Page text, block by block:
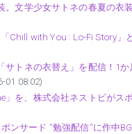
。文学少女サトネの春夏の衣
Chill with You : Lo-Fi Story」
トネの衣替え」を配信！1
01 08:02)
を、株式会社ネストピがス
サード “勉強配信“に作中